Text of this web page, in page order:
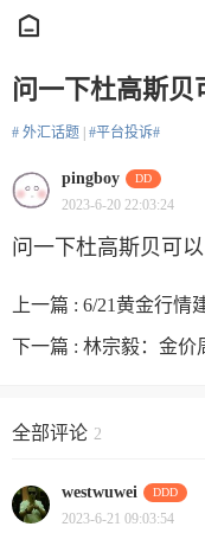
问一下杜高斯
# 外汇话题 #平台投诉#
pingboy DD
2023-6-20 22:03:24
问一下杜高斯贝可
上一篇 : 6/21黄金行情
下一篇 : 林宗毅：金价
全部评论 2
westwuwei DDD
2023-6-21 09:03:54